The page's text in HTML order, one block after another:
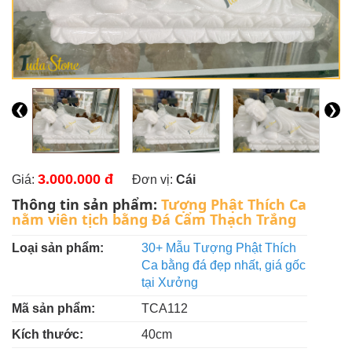
❮ ❯
Giá: 3.000.000 đ Đơn vị: Cái
Thông tin sản phẩm: Tượng Phật Thích Ca
nằm viên tịch bằng Đá Cẩm Thạch Trắng
Loại sản phẩm:
30+ Mẫu Tượng Phật Thích
Ca bằng đá đẹp nhất, giá gốc
tại Xưởng
Mã sản phẩm:
TCA112
Kích thước:
40cm